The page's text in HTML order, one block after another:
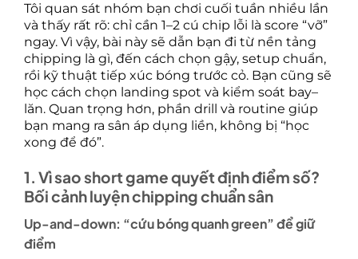
Tôi quan sát nhóm bạn chơi cuối tuần nhiều lần
và thấy rất rõ: chỉ cần 1–2 cú chip lỗi là score “vỡ”
ngay. Vì vậy, bài này sẽ dẫn bạn đi từ nền tảng
chipping là gì, đến cách chọn gậy, setup chuẩn,
rồi kỹ thuật tiếp xúc bóng trước cỏ. Bạn cũng sẽ
học cách chọn landing spot và kiểm soát bay–
lăn. Quan trọng hơn, phần drill và routine giúp
bạn mang ra sân áp dụng liền, không bị “học
xong để đó”.
1. Vì sao short game quyết định điểm số?
Bối cảnh luyện chipping chuẩn sân
Up-and-down: “cứu bóng quanh green” để giữ
điểm